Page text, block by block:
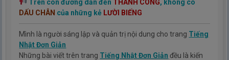
Trên con đường dẫn đến THÀNH CÔNG, không có
DẤU CHÂN của những kẻ LƯỜI BIẾNG
Mình là người sáng lập và quản trị nội dung cho trang Tiếng
Nhật Đơn Giản
Những bài viết trên trang Tiếng Nhật Đơn Giản đều là kiến